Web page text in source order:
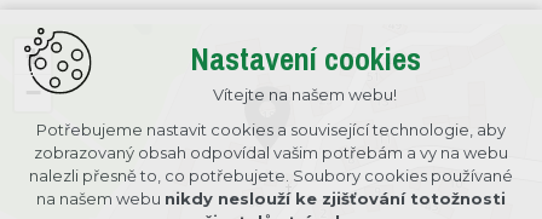
+
−
Nastavení cookies
Vítejte na našem webu!
Potřebujeme nastavit cookies a související technologie, aby
zobrazovaný obsah odpovídal vašim potřebám a vy na webu
nalezli přesně to, co potřebujete. Soubory cookies používané
na našem webu nikdy neslouží ke zjišťování totožnosti